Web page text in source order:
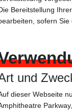
Bereitstellung
sofern
und
dieser Webseite